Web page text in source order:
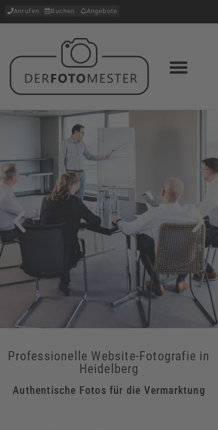
Anrufen Buchen Angebote
Professionelle Website-Fotografie in
Heidelberg
Authentische Fotos für die Vermarktung